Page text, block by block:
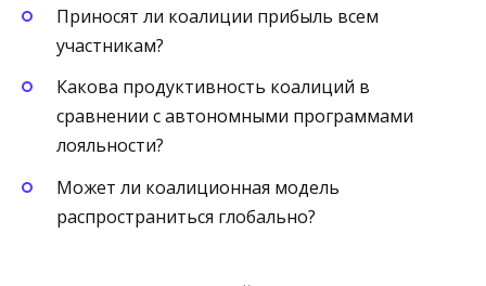
Приносят ли коалиции прибыль всем
участникам?
Какова продуктивность коалиций в
сравнении с автономными программами
лояльности?
Может ли коалиционная модель
распространиться глобально?